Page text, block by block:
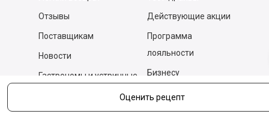
Оценить рецепт
Отзывы
Поставщикам
Новости
Гастрономы и устричные
Контакты
Действующие акции
Программа
лояльности
Бизнесу